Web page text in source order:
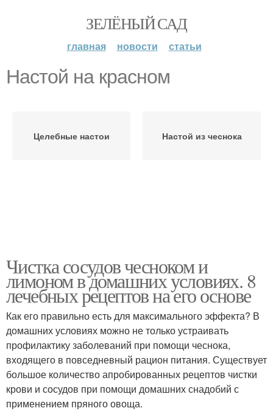
ЗЕЛЁНЫЙ САД
главная новости статьи
Настой на красном
Целебные настои Настой из чеснока
Чистка сосудов чесноком и
лимоном в домашних условиях. 8
лечебных рецептов на его основе
Как его правильно есть для максимального эффекта? В
домашних условиях можно не только устраивать
профилактику заболеваний при помощи чеснока,
входящего в повседневный рацион питания. Существует
большое количество апробированных рецептов чистки
крови и сосудов при помощи домашних снадобий с
применением пряного овоща.